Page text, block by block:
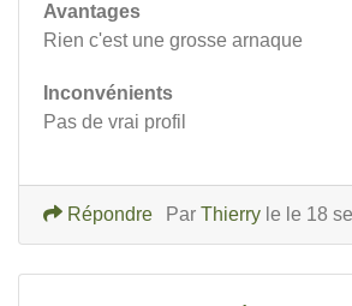
Avantages
Rien c'est une grosse arnaque
Inconvénients
Pas de vrai profil
Par Thierry le le 18
Répondre